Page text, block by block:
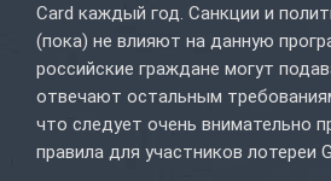
Card каждый год. Санкции и
(пока) не влияют на данную
российские граждане могут
отвечают остальным
что следует очень внимательно
правила для участников лотереи